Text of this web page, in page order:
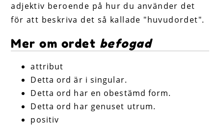
adjektiv beroende på hur du använder det
för att beskriva det så kallade "huvudordet".
Mer om ordet befogad
attribut
Detta ord är i singular.
Detta ord har en obestämd form.
Detta ord har genuset utrum.
positiv